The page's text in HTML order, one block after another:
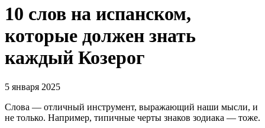
10 слов на испанском,
которые должен знать
каждый Козерог
5 января 2025
Слова — отличный инструмент, выражающий наши мысли, и
не только. Например, типичные черты знаков зодиака — тоже.